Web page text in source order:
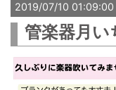
2019/07/10 01:09:00
管楽器月